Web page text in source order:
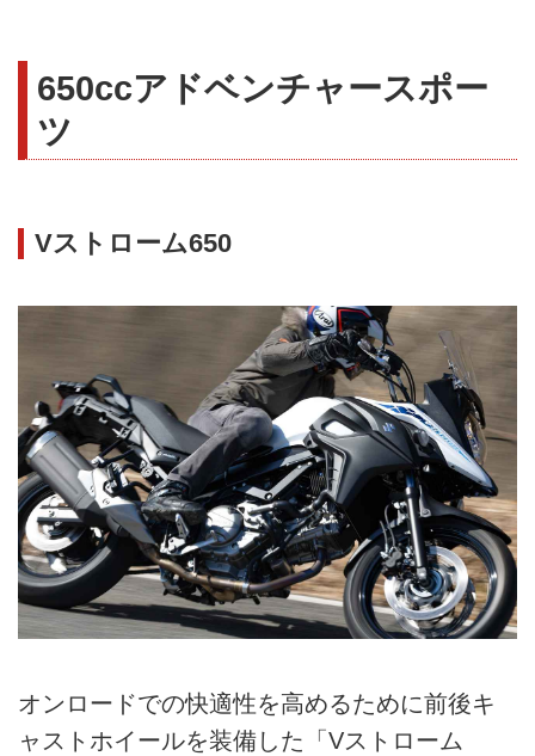
650ccアドベンチャースポー
ツ
Vストローム650
オンロードでの快適性を高めるために前後キ
ャストホイールを装備した「Vストローム